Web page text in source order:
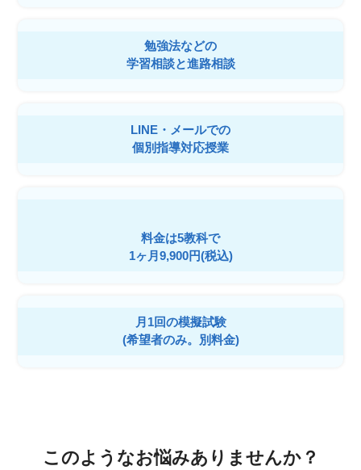
勉強法などの
学習相談と進路相談
LINE・メールでの
個別指導対応授業
料金は5教科で
1ヶ月9,900円(税込)
月1回の模擬試験
(希望者のみ。別料金)
このようなお悩みありませんか？